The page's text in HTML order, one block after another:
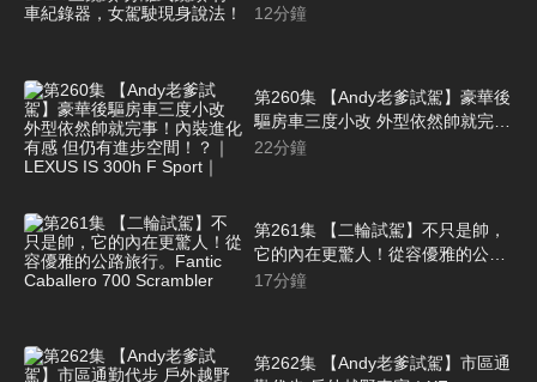
式鏡頭 行車紀錄器，女駕駛現身說
12分鐘
第260集 【Andy老爹試駕】豪華後
驅房車三度小改 外型依然帥就完
事！內裝進化有感 但仍有進步空
22分鐘
第261集 【二輪試駕】不只是帥，
它的內在更驚人！從容優雅的公路
旅行。Fantic Caballero 700
17分鐘
第262集 【Andy老爹試駕】市區通